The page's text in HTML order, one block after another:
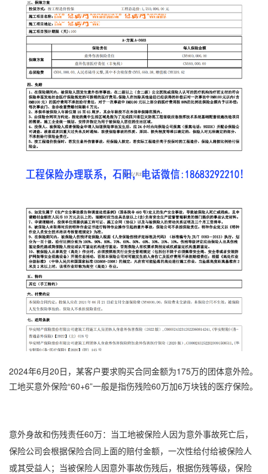
2024年6月20日，某客户要求购买合同金额为175万的团体意外险。
工地买意外保险“60+6”一般是指伤残险60万加6万块钱的医疗保险。
意外身故和伤残责任60万：当工地被保险人因为意外事故死亡后，
保险公司会根据保险合同上面的赔付金额，一次性给付给被保险人
或其受益人；当被保险人因意外事故伤残后，根据伤残等级，保险